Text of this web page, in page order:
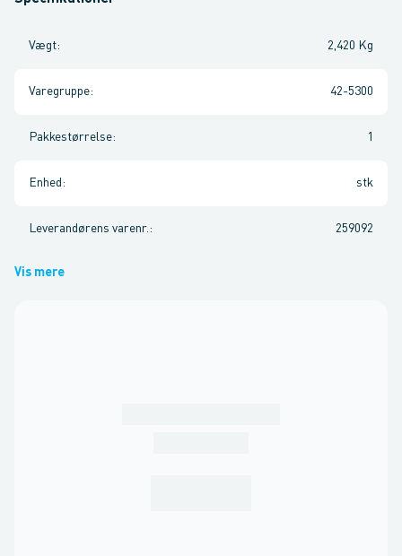
Vægt: 2,420 Kg
Varegruppe: 42-5300
Pakkestørrelse: 1
Enhed : stk
Leverandørens varenr. : 259092
Vis mere